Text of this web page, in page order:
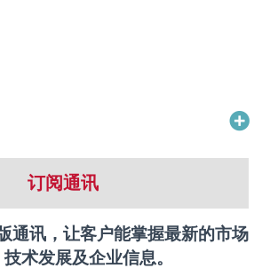
订阅通讯
通讯，让客户能掌握最新的市场
术发展及企业信息。